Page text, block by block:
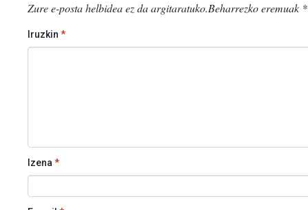
Zure e-posta helbidea ez da argitaratuko.Beharrezko eremuak *
Iruzkin*
Izena*